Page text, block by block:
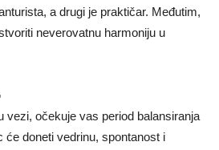
a drugi je praktičar. Međutim,
neverovatnu harmoniju u
vezi, očekuje vas period balansiranja
će doneti vedrinu, spontanost i